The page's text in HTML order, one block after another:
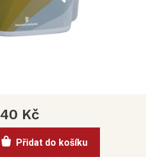
40 Kč
cena:
Přidat do košíku